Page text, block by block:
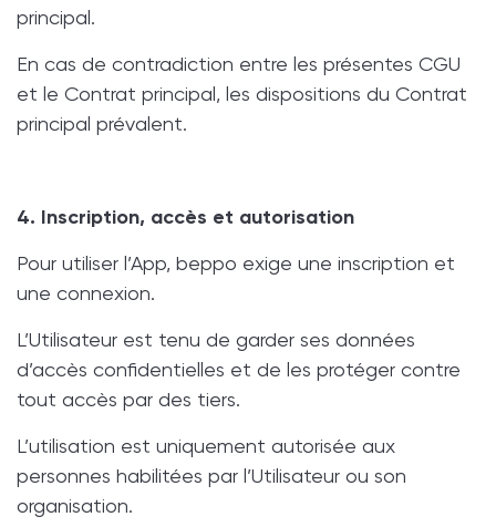
principal.
En cas de contradiction entre les présentes CGU
et le Contrat principal, les dispositions du Contrat
principal prévalent.
4. Inscription, accès et autorisation
Pour utiliser l’App, beppo exige une inscription et
une connexion.
L’Utilisateur est tenu de garder ses données
d’accès confidentielles et de les protéger contre
tout accès par des tiers.
L’utilisation est uniquement autorisée aux
personnes habilitées par l’Utilisateur ou son
organisation.